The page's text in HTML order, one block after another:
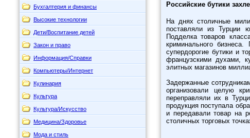
Бухгалтерия и финансы
Высокие технологии
Дети/Воспитание детей
Закон и право
Информация/Справки
Компьютеры/Интернет
Кулинария
Культура
Культура/Искусство
Медицина/Здоровье
Мода и стиль
Российские бутики
На днях столичные
поставляли из Турции
Подделка товаров
криминального
супердорогие бутики и
французскими духами,
элитных магазинов
Задержанные
организовали целую
переправляли их в
продукция поступала
и передавали товар на
столичных торговых